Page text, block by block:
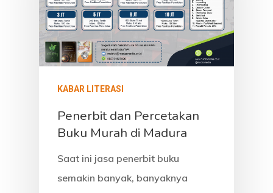
KABAR LITERASI
Penerbit dan Percetakan
Buku Murah di Madura
Saat ini jasa penerbit buku
semakin banyak, banyaknya
PRODUK
KONTAK